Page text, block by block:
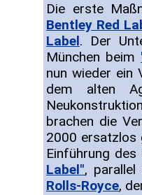
Die erste
Bentley Red
Label. Der
München beim
nun wieder
dem alten
brachen die
2000 ersatzlos
Einführung
Label",
Rolls-Royce,